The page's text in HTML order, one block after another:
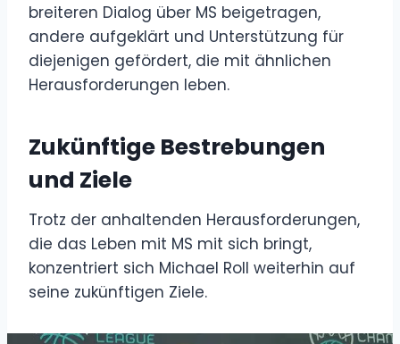
breiteren Dialog über MS beigetragen,
andere aufgeklärt und Unterstützung für
diejenigen gefördert, die mit ähnlichen
Herausforderungen leben.
Zukünftige Bestrebungen
und Ziele
Trotz der anhaltenden Herausforderungen,
die das Leben mit MS mit sich bringt,
konzentriert sich Michael Roll weiterhin auf
seine zukünftigen Ziele.